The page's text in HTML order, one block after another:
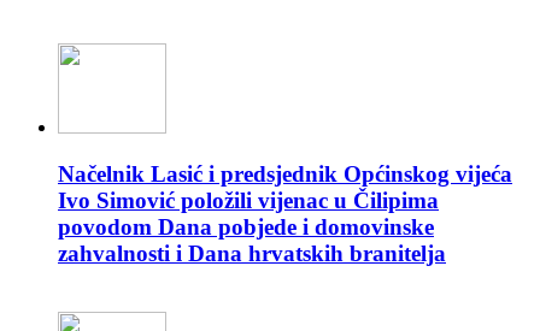
Načelnik Lasić i predsjednik Općinskog vijeća
Ivo Simović položili vijenac u Čilipima
povodom Dana pobjede i domovinske
zahvalnosti i Dana hrvatskih branitelja